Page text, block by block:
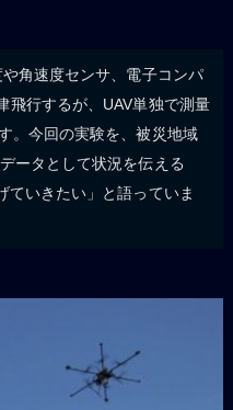
角速度センサ、電子コンパ
飛行するが、UAV単独で測量
。今回の実験を、被災地域
ータとして状況を伝える
ていきたい」と語っていま